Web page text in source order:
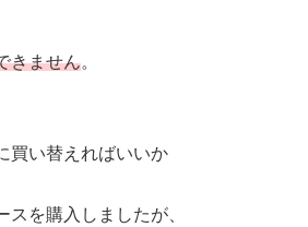
きません。
買い替えればいいか
を購入しましたが、